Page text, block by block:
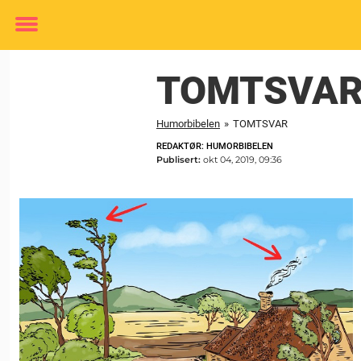
Toggle
Humorbibelen » TOMTSVAR
REDAKTØR: HUMORBIBELEN
Publisert: okt 04, 2019, 09:36